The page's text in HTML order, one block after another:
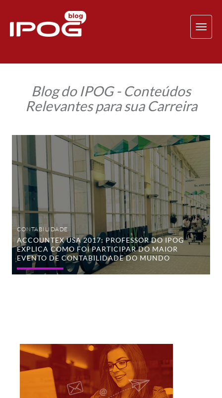
Blog do IPOG - Conteúdos
Relevantes para sua Carreira
Accountex
Professor
do
IPOG
foi
participar
do
maior
evento
contabilidade
do
mundo
CONTABILIDADE
ACCOUNTEX USA 2017: PROFESSOR DO IPOG
EXPLICA COMO FOI PARTICIPAR DO MAIOR
EVENTO DE CONTABILIDADE DO MUNDO